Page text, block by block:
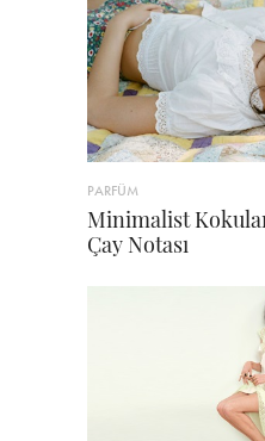
PARFÜM
Minimalist
Çay Notası